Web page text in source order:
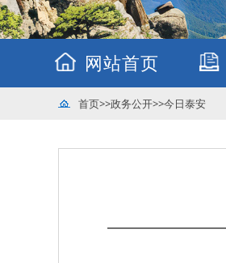
网站首页
首页>>政务公开>>今日泰安